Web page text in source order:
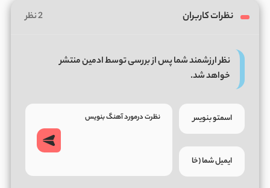
نظرات کاربران 2 نظر
نظر ارزشمند شما پس از بررسی توسط ادمین منتشر
خواهد شد.